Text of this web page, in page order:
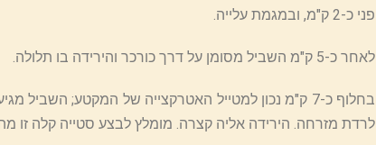
פני כ-2 ק"מ, ובמגמת עלייה.
לאחר כ-5 ק"מ השביל מסומן על דרך כורכר והירידה בו תלולה.
בחלוף כ-7 ק"מ נכון למטייל האטרקצייה של המקטע;
לרדת מזרחה. הירידה אליה קצרה. מומלץ לבצע סטייה קלה זו